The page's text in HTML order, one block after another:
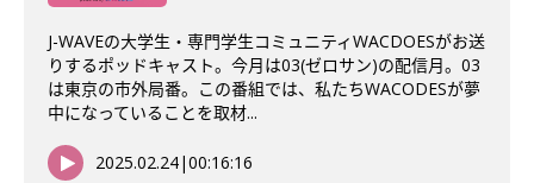
J-WAVEの大学生・専門学生コミュニティWACDOESがお送
りするポッドキャスト。今月は03(ゼロサン)の配信月。03
は東京の市外局番。この番組では、私たちWACODESが夢
中になっていることを取材...
2025.02.24|00:16:16